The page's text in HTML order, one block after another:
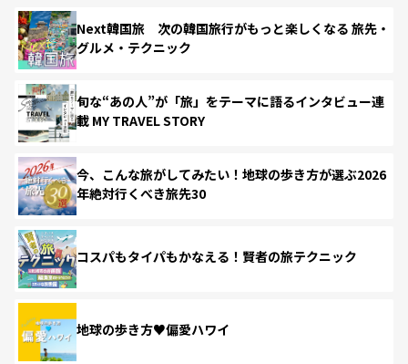
Next韓国旅 次の韓国旅行がもっと楽しくなる 旅先・
グルメ・テクニック
旬な“あの人”が「旅」をテーマに語るインタビュー連
載 MY TRAVEL STORY
今、こんな旅がしてみたい！地球の歩き方が選ぶ2026
年絶対行くべき旅先30
コスパもタイパもかなえる！賢者の旅テクニック
地球の歩き方♥偏愛ハワイ